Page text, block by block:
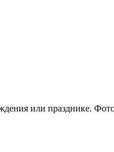
или празднике.